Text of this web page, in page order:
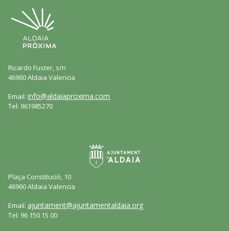
Ricardo Fuster, s/n
46960 Aldaia Valencia
Email:info@aldaiaproxima.com
Tel: 961985270
Plaça Constituciò, 10
46960 Aldaia Valencia
Email: ajuntament@ajuntamentaldaia.org
Tel: 96 150 15 00